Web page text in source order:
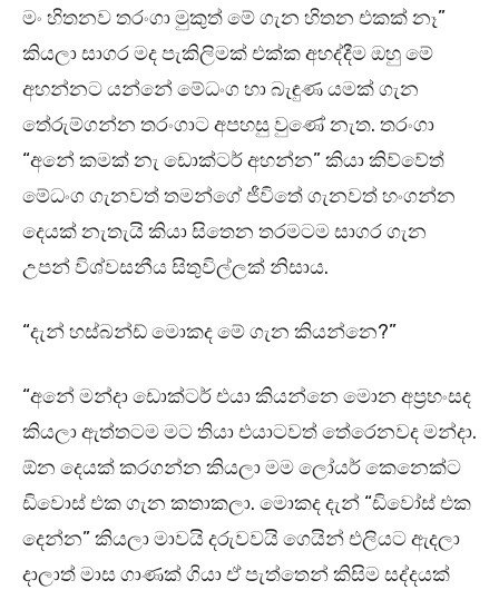
මං හිතනව තරංගා මුකුත් මේ ගැන හිතන එකක් නෑ”
කියලා සාගර මද පැකිලිමක් එක්ක අහද්දීම ඔහු මේ
අහන්නට යන්නේ මේධංග හා බැඳුණ යමක් ගැන
තේරුම්ගන්න තරංගාට අපහසු වුණේ නැත. තරංගා
“අනේ කමක් නැ ඩොක්ටර් අහන්න” කියා කිව්වේත්
මේධංග ගැනවත් තමන්ගේ ජීවිතේ ගැනවත් හංගන්න
දෙයක් නැතැයි කියා සිතෙන තරමටම සාගර ගැන
උපන් විශ්වසනීය සිතුවිල්ලක් නිසාය.
“දැන් හස්බන්ඩ් මොකද මේ ගැන කියන්නෙ?”
“අනේ මන්දා ඩොක්ටර් එයා කියන්නෙ මොන අප්‍රභංසද
කියලා ඇත්තටම මට තියා එයාටවත් තේරෙනවද මන්දා.
ඕන දෙයක් කරගන්න කියලා මම ලෝයර් කෙනෙක්ට
ඩිවොස් එක ගැන කතාකලා. මොකද දැන් “ඩිවෝස් එක
දෙන්න” කියලා මාවයි දරුවවයි ගෙයින් එලියට ඇදලා
දාලාත් මාස ගාණක් ගියා ඒ පැත්තෙන් කිසිම සද්දයක්